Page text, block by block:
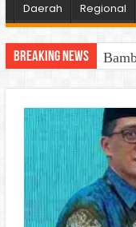
Daerah Regional
Breaking News